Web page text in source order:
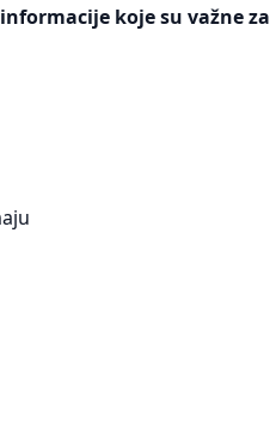
koje su važne za